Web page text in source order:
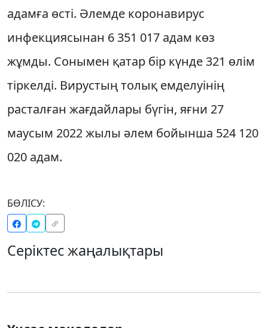
адамға өсті. Әлемде коронавирус
инфекциясынан 6 351 017 адам көз
жұмды. Сонымен қатар бір күнде 321 өлім
тіркелді. Вирустың толық емделуінің
расталған жағдайлары бүгін, яғни 27
маусым 2022 жылы әлем бойынша 524 120
020 адам.
БӨЛІСУ:
Серіктес жаңалықтары